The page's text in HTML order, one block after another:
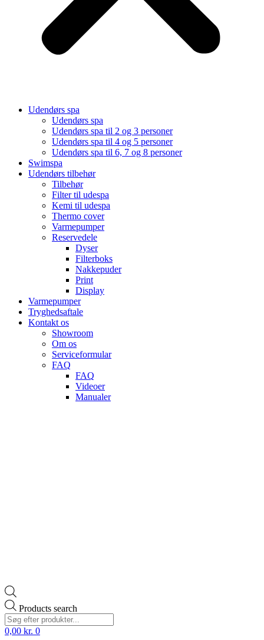
Udendørs spa
Udendørs spa
Udendørs spa til 2 og 3 personer
Udendørs spa til 4 og 5 personer
Udendørs spa til 6, 7 og 8 personer
Swimspa
Udendørs tilbehør
Tilbehør
Filter til udespa
Kemi til udespa
Thermo cover
Varmepumper
Reservedele
Dyser
Filterboks
Nakkepuder
Print
Display
Varmepumper
Tryghedsaftale
Kontakt os
Showroom
Om os
Serviceformular
FAQ
FAQ
Videoer
Manualer
Products search
0,00 kr. 0